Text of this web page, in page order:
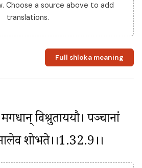
Choose a source above to add
translations.
Full shloka meaning
विश्रुताययौ। पञ्चानां
शोभते।।1.32.9।।